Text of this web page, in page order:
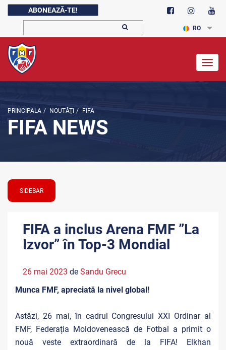
ABONEAZĂ-TE!
RO
PRINCIPALA / NOUTĂŢI / FIFA
FIFA NEWS
SIDEBAR
FIFA a inclus Arena FMF ”La
Izvor” în Top-3 Mondial
26 mai 2023 de Sandu Grecu
Munca FMF, apreciată la nivel global!
Astăzi, 26 mai, în cadrul Congresului XXI Ordinar al
FMF, Federația Moldovenească de Fotbal a primit o
nouă veste extraordinară de la FIFA! Elkhan